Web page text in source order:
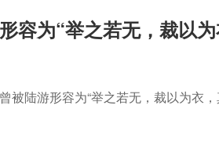
容为“举之若无，裁以
被陆游形容为“举之若无，裁以为衣